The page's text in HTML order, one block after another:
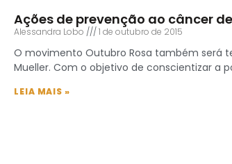
Ações de prevenção ao câncer
Alessandra Lobo 1 de outubro de 2015
O movimento Outubro Rosa também será
Mueller. Com o objetivo de conscientizar a
LEIA MAIS »